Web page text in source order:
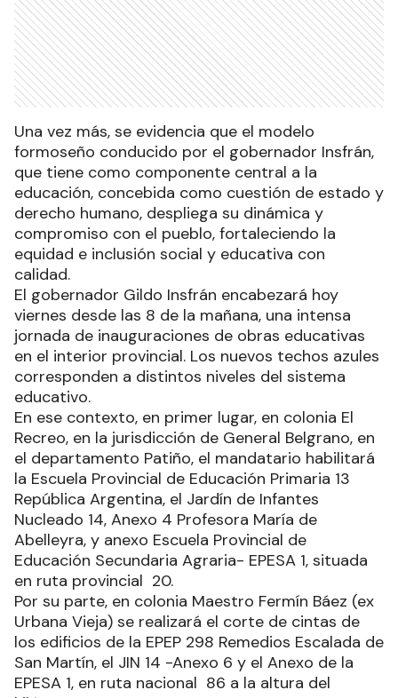
Una vez más, se evidencia que el modelo
formoseño conducido por el gobernador Insfrán,
que tiene como componente central a la
educación, concebida como cuestión de estado y
derecho humano, despliega su dinámica y
compromiso con el pueblo, fortaleciendo la
equidad e inclusión social y educativa con
calidad.
El gobernador Gildo Insfrán encabezará hoy
viernes desde las 8 de la mañana, una intensa
jornada de inauguraciones de obras educativas
en el interior provincial. Los nuevos techos azules
corresponden a distintos niveles del sistema
educativo.
En ese contexto, en primer lugar, en colonia El
Recreo, en la jurisdicción de General Belgrano, en
el departamento Patiño, el mandatario habilitará
la Escuela Provincial de Educación Primaria 13
República Argentina, el Jardín de Infantes
Nucleado 14, Anexo 4 Profesora María de
Abelleyra, y anexo Escuela Provincial de
Educación Secundaria Agraria- EPESA 1, situada
en ruta provincial 20.
Por su parte, en colonia Maestro Fermín Báez (ex
Urbana Vieja) se realizará el corte de cintas de
los edificios de la EPEP 298 Remedios Escalada de
San Martín, el JIN 14 -Anexo 6 y el Anexo de la
EPESA 1, en ruta nacional 86 a la altura del